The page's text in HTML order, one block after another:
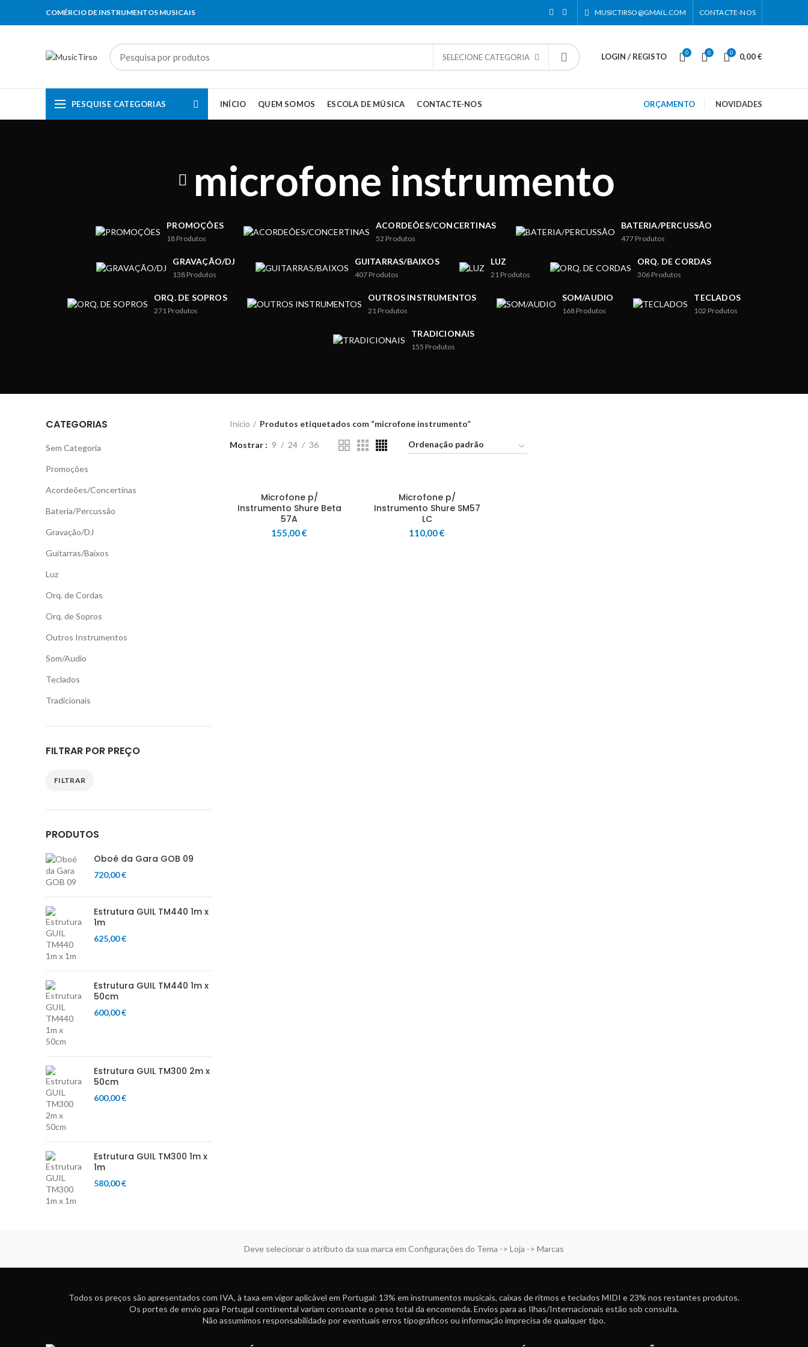
COMÉRCIO DE INSTRUMENTOS MUSICAIS MUSICTIRSO@GMAIL.COM CONTACTE-NOS
SELECIONE CATEGORIA LOGIN / REGISTO 0 0 0 0,00€
PESQUISE CATEGORIAS INÍCIO QUEM SOMOS ESCOLA DE MÚSICA CONTACTE-NOS ORÇAMENTO NOVIDADES
microfone instrumento
PROMOÇÕES
18 Produtos
ACORDEÕES/CONCERTINAS
52 Produtos
BATERIA/PERCUSSÃO
477 Produtos
GRAVAÇÃO/DJ
138 Produtos
GUITARRAS/BAIXOS
407 Produtos
LUZ
21 Produtos
ORQ. DE CORDAS
306 Produtos
ORQ. DE SOPROS
271 Produtos
OUTROS INSTRUMENTOS
21 Produtos
SOM/AUDIO
168 Produtos
TECLADOS
102 Produtos
TRADICIONAIS
155 Produtos
CATEGORIAS
Sem Categoria
Promoções
Acordeões/Concertinas
Bateria/Percussão
Gravação/DJ
Guitarras/Baixos
Luz
Orq. de Cordas
Orq. de Sopros
Outros Instrumentos
Som/Audio
Teclados
Tradicionais
FILTRAR POR PREÇO
FILTRAR
PRODUTOS
Oboé da Gara GOB 09
720,00€
Estrutura GUIL TM440 1m x
1m
625,00€
Estrutura GUIL TM440 1m x
50cm
600,00€
Estrutura GUIL TM300 2m x
50cm
600,00€
Estrutura GUIL TM300 1m x
1m
580,00€
Início Produtos etiquetados com “microfone instrumento”
Mostrar 9 24 36
Microfone p/
Instrumento Shure Beta
57A
155,00€
Microfone p/
Instrumento Shure SM57
LC
110,00€
Deve selecionar o atributo da sua marca em Configurações do Tema -> Loja -> Marcas
Todos os preços são apresentados com IVA, à taxa em vigor aplicável em Portugal: 13% em instrumentos musicais, caixas de ritmos e teclados MIDI e 23% nos restantes produtos.
Os portes de envio para Portugal continental variam consoante o peso total da encomenda. Envios para as Ilhas/Internacionais estão sob consulta.
Não assumimos responsabilidade por eventuais erros tipográficos ou informação imprecisa de qualquer tipo.